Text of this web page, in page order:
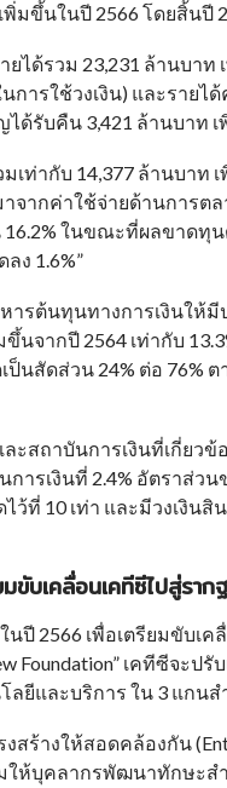
เพิ่มขึ้นในปี 2566 โดยสิ้น
ยได้รวม 23,231 ล้านบาท
การใช้วงเงิน) และรายไ
ด้รับคืน 3,421 ล้านบาท เ
เท่ากับ 14,377 ล้านบาท
จากค่าใช้จ่ายด้านการต
ในขณะที่ผลขาดทุ
ง 1.6%”
หารต้นทุนทางการเงินให้
นจากปี 2564 เท่ากับ
ป็นสัดส่วน 24% ต่อ 76%
ะสถาบันการเงินที่เกี่ยว
ารเงินที่ 2.4% อัตราส่ว
ที่ 10 เท่า และมีวงเงินสิน
มขับเคลื่อนเคทีซีไปสู่รา
ปี 2566 เพื่อเตรียมขับเ
Foundation” เคทีซีจะ
ลยีและบริการ ใน 3 แกน
สร้างให้สอดคล้องกัน
ให้บุคลากรพัฒนาทักษะส